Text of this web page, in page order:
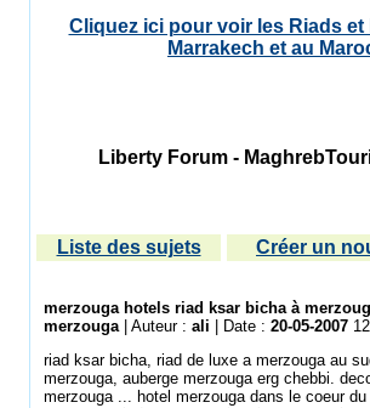
Cliquez ici pour voir les Riads et
Marrakech et au
Liberty Forum -
Liste des sujets Créer un
merzouga hotels riad ksar bicha à
merzouga| Auteur : ali | Date : 20-05-2007
riad ksar bicha, riad de luxe a merzouga au
merzouga, auberge merzouga erg chebbi.
merzouga ... hotel merzouga dans le coeur